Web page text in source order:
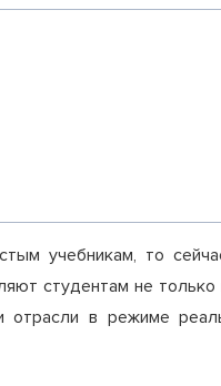
учебникам, то
студентам не только
отрасли в режиме